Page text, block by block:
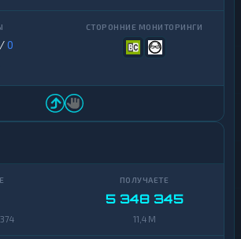
/0
5 348 345
11,4 M